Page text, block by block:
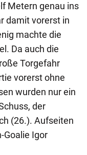
Metern genau ins
damit vorerst in
machte die
Da auch die
Torgefahr
vorerst ohne
wurden nur ein
der
(26.). Aufseiten
Goalie Igor